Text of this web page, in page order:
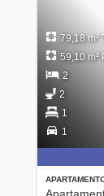
79,18 m²
59,10 m²
2
2
1
1